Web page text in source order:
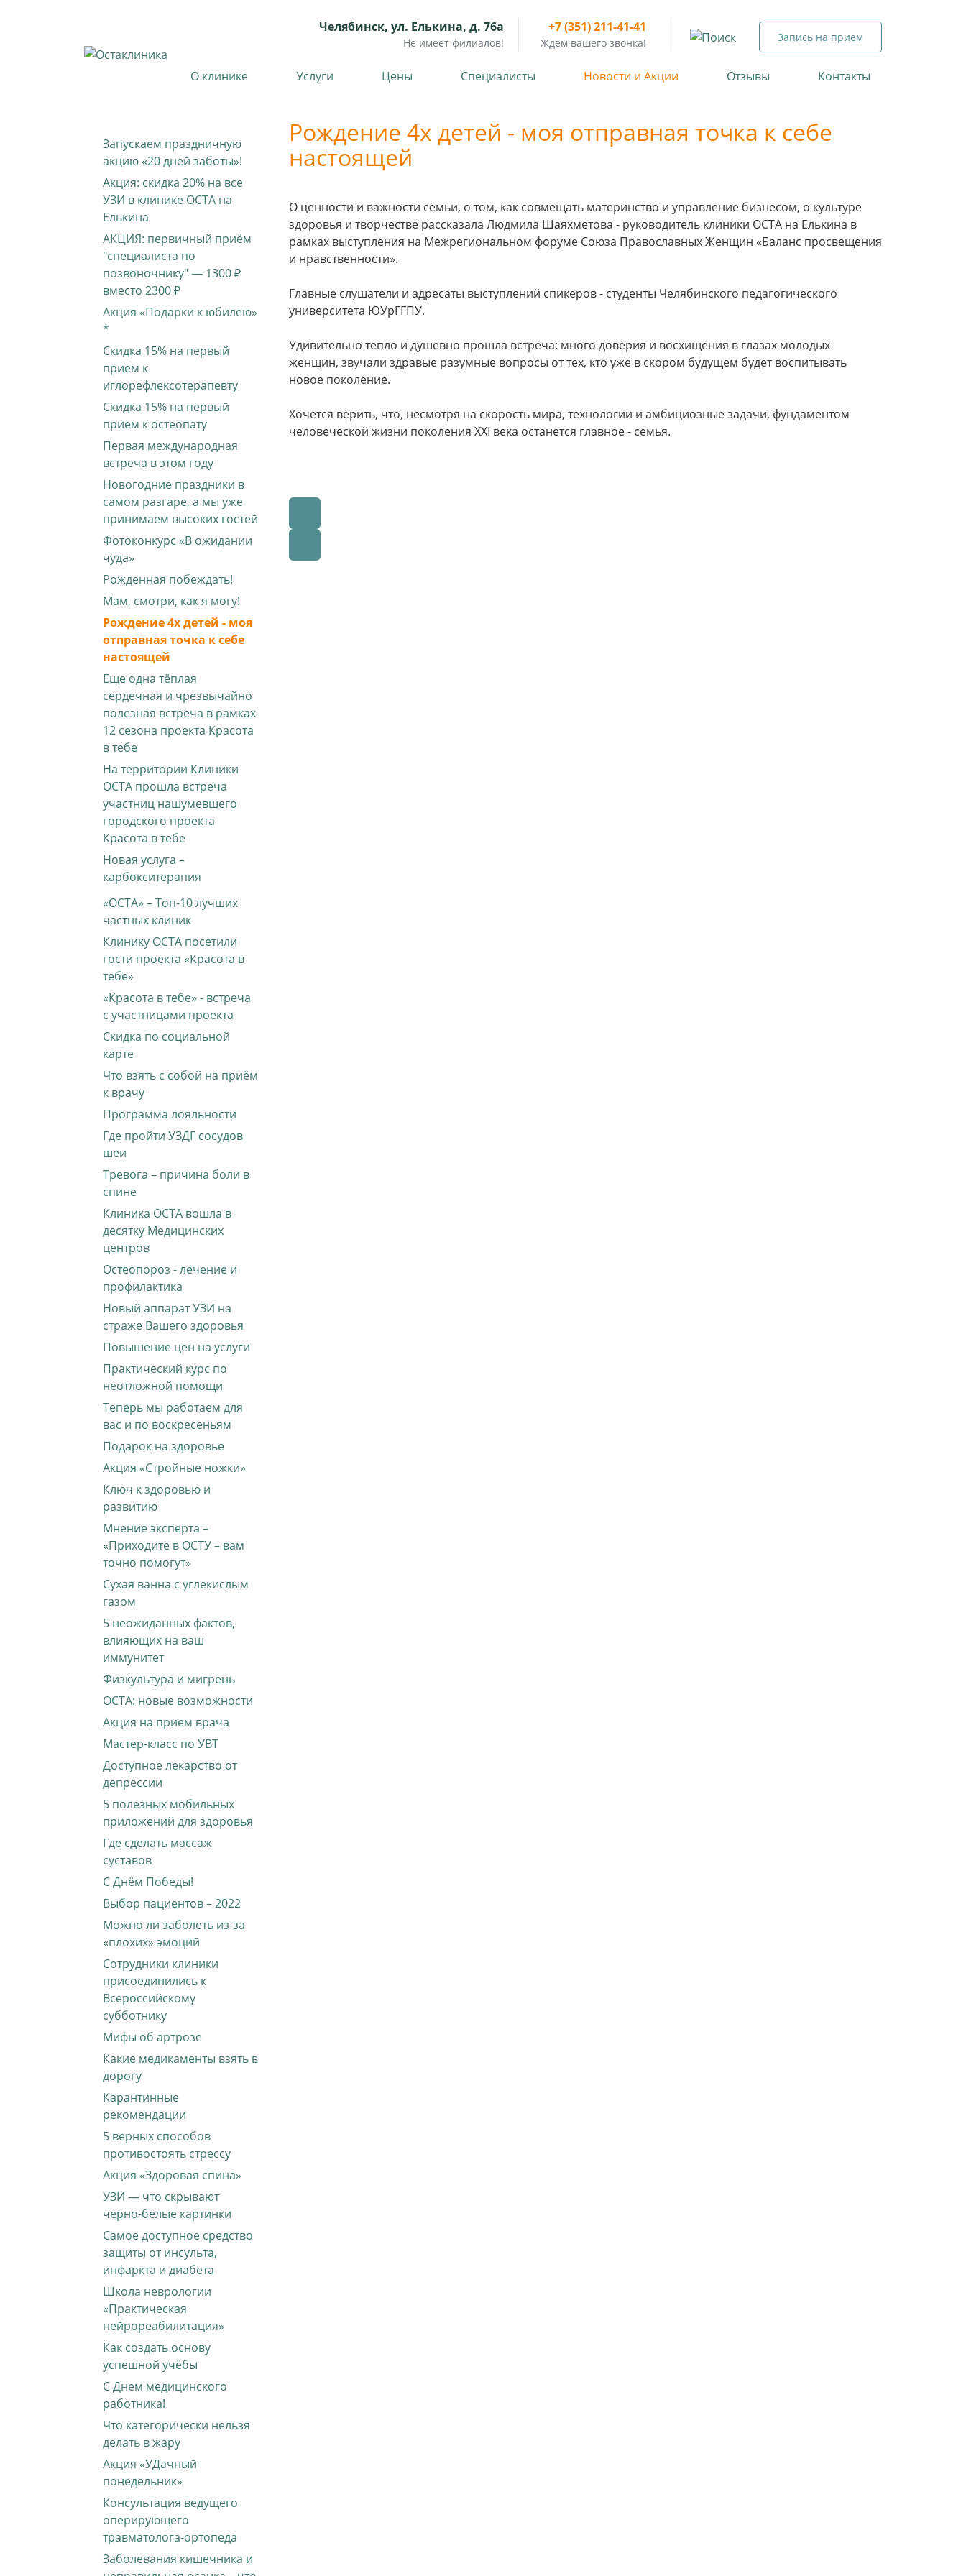
Челябинск, ул. Елькина, д. 76а
Не имеет филиалов!
+7 (351) 211-41-41
Ждем вашего звонка! Запись на прием
О клинике Услуги Цены Специалисты Новости и Акции Отзывы Контакты
Запускаем праздничную
акцию «20 дней заботы»!
Акция: скидка 20% на все
УЗИ в клинике ОСТА на
Елькина
АКЦИЯ: первичный приём
"специалиста по
позвоночнику" — 1300 ₽
вместо 2300 ₽
Акция «Подарки к юбилею»
*
Скидка 15% на первый
прием к
иглорефлексотерапевту
Скидка 15% на первый
прием к остеопату
Первая международная
встреча в этом году
Новогодние праздники в
самом разгаре, а мы уже
принимаем высоких гостей
Фотоконкурс «В ожидании
чуда»
Рожденная побеждать!
Мам, смотри, как я могу!
Рождение 4х детей - моя
отправная точка к себе
настоящей
Еще одна тёплая
сердечная и чрезвычайно
полезная встреча в рамках
12 сезона проекта Красота
в тебе
На территории Клиники
ОСТА прошла встреча
участниц нашумевшего
городского проекта
Красота в тебе
Новая услуга –
карбокситерапия
«ОСТА» – Топ-10 лучших
частных клиник
Клинику ОСТА посетили
гости проекта «Красота в
тебе»
«Красота в тебе» - встреча
с участницами проекта
Скидка по социальной
карте
Что взять с собой на приём
к врачу
Программа лояльности
Где пройти УЗДГ сосудов
шеи
Тревога – причина боли в
спине
Клиника ОСТА вошла в
десятку Медицинских
центров
Остеопороз - лечение и
профилактика
Новый аппарат УЗИ на
страже Вашего здоровья
Повышение цен на услуги
Практический курс по
неотложной помощи
Теперь мы работаем для
вас и по воскресеньям
Подарок на здоровье
Акция «Стройные ножки»
Ключ к здоровью и
развитию
Мнение эксперта –
«Приходите в ОСТУ – вам
точно помогут»
Сухая ванна с углекислым
газом
5 неожиданных фактов,
влияющих на ваш
иммунитет
Физкультура и мигрень
ОСТА: новые возможности
Акция на прием врача
Мастер-класс по УВТ
Доступное лекарство от
депрессии
5 полезных мобильных
приложений для здоровья
Где сделать массаж
суставов
С Днём Победы!
Выбор пациентов – 2022
Можно ли заболеть из-за
«плохих» эмоций
Сотрудники клиники
присоединились к
Всероссийскому
субботнику
Мифы об артрозе
Какие медикаменты взять в
дорогу
Карантинные
рекомендации
5 верных способов
противостоять стрессу
Акция «Здоровая спина»
УЗИ — что скрывают
черно-белые картинки
Самое доступное средство
защиты от инсульта,
инфаркта и диабета
Школа неврологии
«Практическая
нейрореабилитация»
Как создать основу
успешной учёбы
С Днем медицинского
работника!
Что категорически нельзя
делать в жару
Акция «УДачный
понедельник»
Консультация ведущего
оперирующего
травматолога-ортопеда
Заболевания кишечника и
Рождение 4х детей - моя отправная точка к себе
настоящей
О ценности и важности семьи, о том, как совмещать материнство и управление бизнесом, о культуре
здоровья и творчестве рассказала Людмила Шаяхметова - руководитель клиники ОСТА на Елькина в
рамках выступления на Межрегиональном форуме Союза Православных Женщин «Баланс просвещения
и нравственности».
Главные слушатели и адресаты выступлений спикеров - студенты Челябинского педагогического
университета ЮУрГГПУ.
Удивительно тепло и душевно прошла встреча: много доверия и восхищения в глазах молодых
женщин, звучали здравые разумные вопросы от тех, кто уже в скором будущем будет воспитывать
новое поколение.
Хочется верить, что, несмотря на скорость мира, технологии и амбициозные задачи, фундаментом
человеческой жизни поколения ХХI века останется главное - семья.